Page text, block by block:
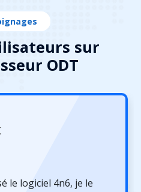
sur
ODT
le logiciel 4n6, je le